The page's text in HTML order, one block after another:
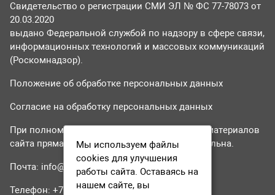
Свидетельство о регистрации СМИ ЭЛ № ФС 77-78073 от
20.03.2020
выдано Федеральной службой по надзору в сфере связи,
информационных технологий и массовых коммуникаций
(Роскомнадзор).
Положение об обработке персональных данных
Согласие на обработку персональных данных
При полном или частичном использовании материалов
сайта прямая гиперссылка на tvr24.tv обязательна.
Почта: info@tvr24.tv
Телефон: +7 (496) 551-04-95
Мы используем файлы
cookies для улучшения
работы сайта. Оставаясь на
нашем сайте, вы